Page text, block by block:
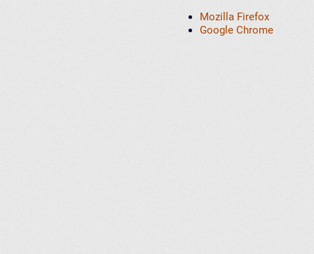
Mozilla Firefox
Google Chrome